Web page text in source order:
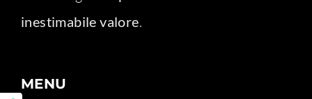
inestimabile valore.
MENU